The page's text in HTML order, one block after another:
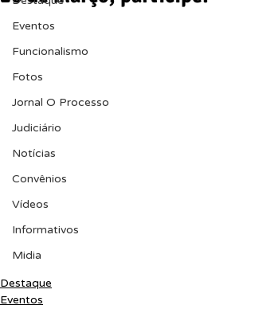
Eventos
Funcionalismo
Fotos
Jornal O Processo
Judiciário
Notícias
Convênios
Vídeos
Informativos
Midia
Destaque
Eventos